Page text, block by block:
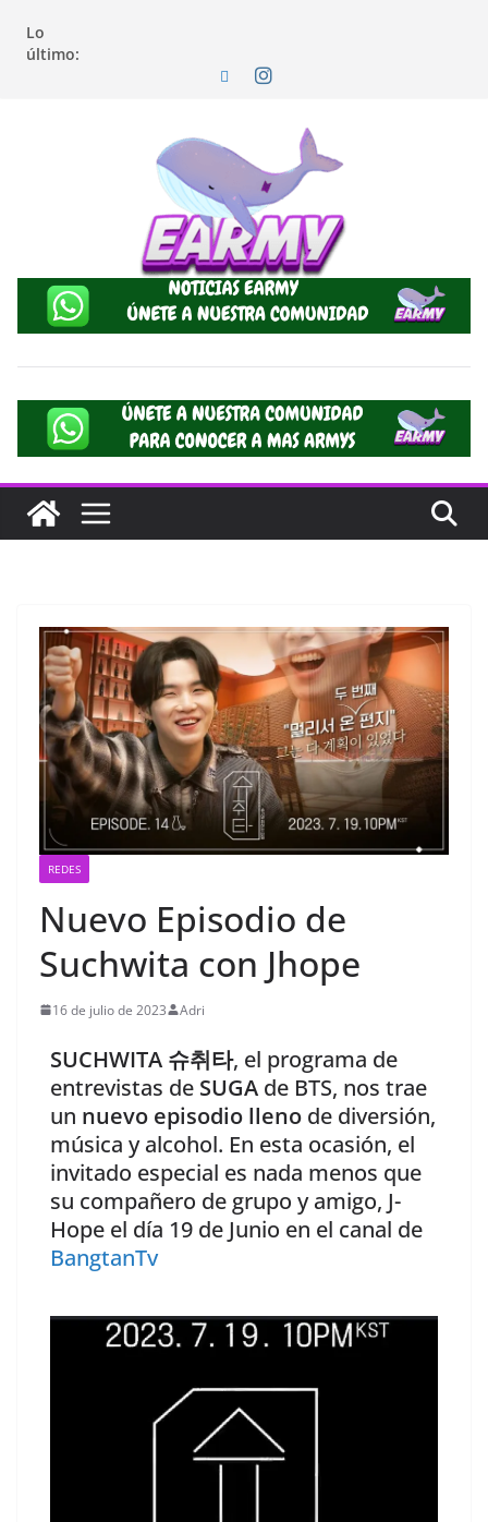
Lo
último:
REDES
Nuevo Episodio de
Suchwita con Jhope
16 de julio de 2023 Adri
SUCHWITA 슈취타, el programa de
entrevistas de SUGA de BTS, nos trae
un nuevo episodio lleno de diversión,
música y alcohol. En esta ocasión, el
invitado especial es nada menos que
su compañero de grupo y amigo, J-
Hope el día 19 de Junio en el canal de
BangtanTv